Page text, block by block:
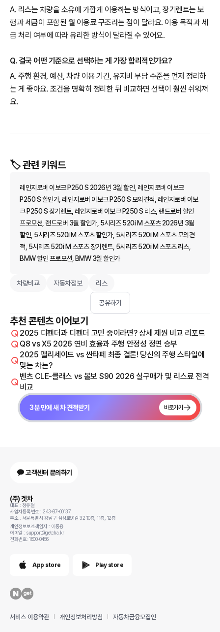
A. 리스는 차량을 소유에 가깝게 이용하는 방식이고, 장기렌트는 보
험과 세금이 포함된 월 이용료 구조라는 점이 달라요. 이용 목적과 세
금 처리 여부에 따라 유리한 방식이 달라질 수 있어요.
Q. 결국 어떤 기준으로 선택하는 게 가장 합리적인가요?
A. 주행 환경, 예산, 차량 이용 기간, 유지비 부담 수준을 먼저 정리하
는 게 좋아요. 조건을 명확히 정리한 뒤 비교하면 선택이 훨씬 쉬워져
요.
🏷️ 관련 키워드
레인지로버 이보크 P250 S 2026년 3월 할인, 레인지로버 이보크
P250 S 할인가, 레인지로버 이보크 P250 S 모의견적, 레인지로버 이보
크 P250 S 장기렌트, 레인지로버 이보크 P250 S 리스, 랜드로버 할인
프로모션, 랜드로버 3월 할인가, 5시리즈 520i M 스포츠 2026년 3월
할인, 5시리즈 520i M 스포츠 할인가, 5시리즈 520i M 스포츠 모의견
적, 5시리즈 520i M 스포츠 장기렌트, 5시리즈 520i M 스포츠 리스,
BMW 할인 프로모션, BMW 3월 할인가
차량비교 자동차정보 리스
공유하기
추천 콘텐츠 이어보기
2025 디펜더과 디펜더 고민 중이라면? 상세 제원 비교 리포트
Q8 vs X5 2026 연비 효율과 주행 안정성 정면 승부
2025 팰리세이드 vs 싼타페 최종 결론! 당신의 주행 스타일에
맞는 차는?
벤츠 CLE-클래스 vs 볼보 S90 2026 실구매가 및 리스료 전격
비교
3분 만에 새 차 견적받기 바로가기
고객센터 문의하기
(주) 겟차
대표 : 정유철
사업자등록번호 : 243-87-00137
주소 : 서울특별시 강남구 삼성로91길 32 10층, 11층, 12층
개인정보보호책임자 : 이동용
이메일 : support@getcha.kr
전화번호: 1800-0456
App store Play store
서비스 이용약관 개인정보처리방침 자동차금융모집인